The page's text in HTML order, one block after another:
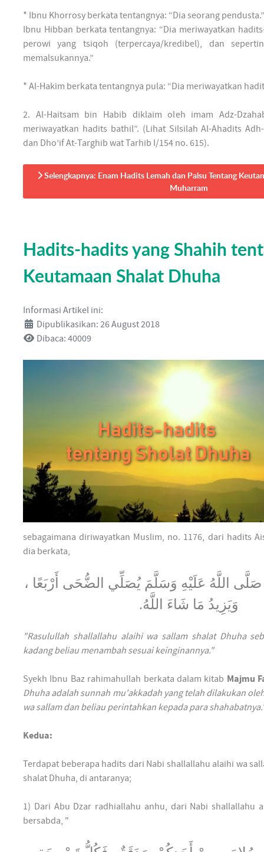
* Ibnu Khorrosy berkata tentangnya: “Dia seorang pendusta.”
Ibnu Hibban berkata tentangnya: “Dia meriwayatkan
perowi yang tsiqoh (terpercaya/kredibel), dan
memalsukannya.”
* Al-Hakim berkata tentangnya pula: “Dia meriwayatkan
2. Al-Haitsam bin Habib diklaim oleh imam Adz-
meriwayatkan hadits bathil”. (Lihat Silsilah Al-Ahadits
dan Dho’if At-Targhib wat Tarhib I/154 no. 615).
Selengkapnya: Enam Hadits Lemah dan Palsu Tentang
Muharram
Hadits-hadits yang Shahih
Keutamaan Shalat Dhuha
Informasi Artikel ini:
Dipublikasikan: 26 August 2018
Dibaca: 40009
sebagaimana diriwayatkan Muslim, no. 1176, dari hadits
dia berkata,
اللَّهُ عَلَيْهِ وَسَلَّمَ يُصَلِّي الضُّحَى أَرْبَعًا ،
وَيَزِيدُ مَا شَاءَ اللَّهُ.
"Rasulullah shallallahu alaihi wa sallam shalat Dhuha
kadang beliau menambah sesuai keinginannya."
Syekh Ibnu Baz rahimahullah berkata dalam kitab Majmu
Dhuha adalah sunnah mu'akkadah yang telah dilakukan
wa sallam dan beliau perintahkan kepada para
Kedua:
Terdapat beberapa hadits dari Nabi shallallahu alaihi wa
shalat Dhuha, di antaranya;
1) Dari Abu Dzar radhiallahu anhu, dari Nabi shallallahu
bersabda, "